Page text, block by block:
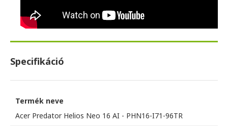
Specifikáció
Termék neve
Acer Predator Helios Neo 16 AI - PHN16-I71-96TR